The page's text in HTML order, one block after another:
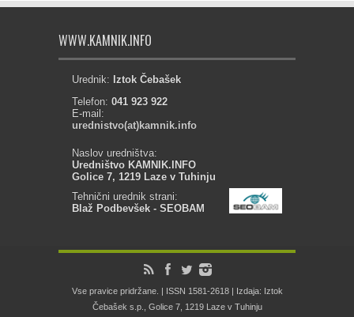
WWW.KAMNIK.INFO
Urednik: Iztok Čebašek
Telefon: 041 923 922
E-mail:
urednistvo(at)kamnik.info
Naslov uredništva:
Uredništvo KAMNIK.INFO
Golice 7, 1219 Laze v Tuhinju
Tehnični urednik strani:
Blaž Podbevšek - SEOBAM
Vse pravice pridržane. | ISSN 1581-2618 | Izdaja: Iztok
Čebašek s.p., Golice 7, 1219 Laze v Tuhinju